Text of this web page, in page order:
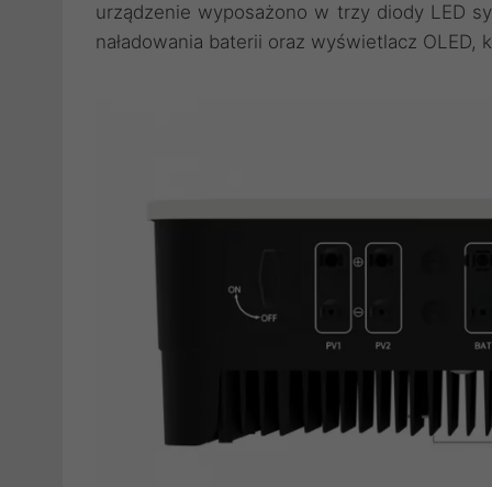
urządzenie wyposażono w trzy diody LED
naładowania baterii oraz wyświetlacz